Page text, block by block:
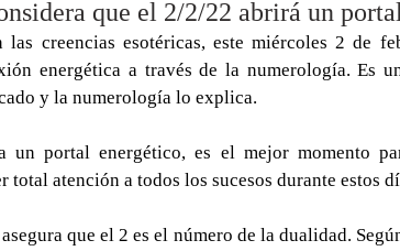
Q Salvador Mairena BarreAndTribe
que el 2/2/22 abrirá un
las creencias esotéricas, este miércoles 2 de
energética a través de la numerología. Es
y la numerología lo explica.
un portal energético, es el mejor momento
total atención a todos los sucesos durante estos
que el 2 es el número de la dualidad.